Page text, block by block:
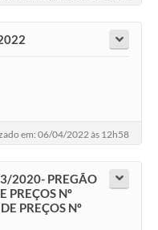
em: 06/04/2022 às 12h58
2020- PREGÃO
PREÇOS Nº
PREÇOS Nº